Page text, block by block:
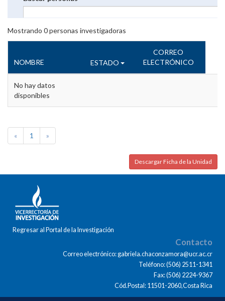
Mostrando 0personas investigadoras
NOMBRE ESTADO
CORREO
ELECTRÓNICO
No hay datos
disponibles
« 1 »
Descargar Ficha de la Unidad
Regresar al Portal de la Investigación
Contacto
Correo electrónico: gabriela.chaconzamora@ucr.ac.cr
Teléfono: (506) 2511-1341
Fax: (506) 2224-9367
Cód.Postal: 11501-2060,Costa Rica